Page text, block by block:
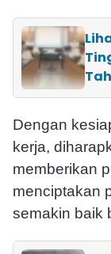
Dengan
kerja,
memberikan
menciptakan
semakin baik